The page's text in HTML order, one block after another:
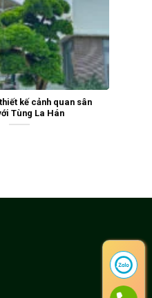
kế cảnh quan sân
Tùng La Hán
Tùng Xổng 22376